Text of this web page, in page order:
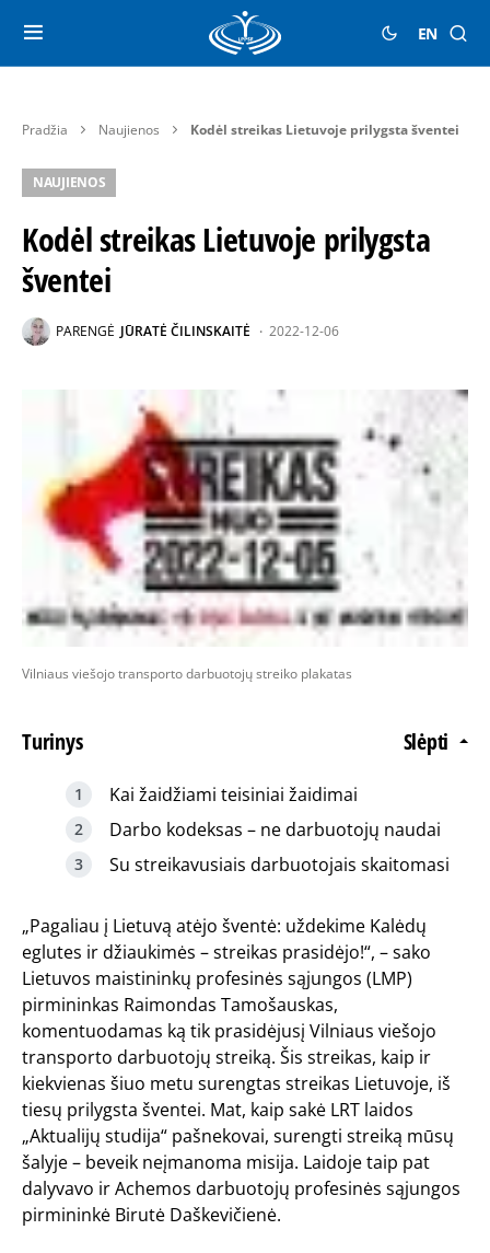
EN
Pradžia Naujienos Kodėl streikas Lietuvoje prilygsta šventei
NAUJIENOS
Kodėl streikas Lietuvoje prilygsta
šventei
PARENGĖ JŪRATĖ ČILINSKAITĖ 2022-12-06
Vilniaus viešojo transporto darbuotojų streiko plakatas
Turinys Slėpti
Kai žaidžiami teisiniai žaidimai
Darbo kodeksas – ne darbuotojų naudai
Su streikavusiais darbuotojais skaitomasi
„Pagaliau į Lietuvą atėjo šventė: uždekime Kalėdų
eglutes ir džiaukimės – streikas prasidėjo!“, – sako
Lietuvos maistininkų profesinės sąjungos (LMP)
pirmininkas Raimondas Tamošauskas,
komentuodamas ką tik prasidėjusį Vilniaus viešojo
transporto darbuotojų streiką. Šis streikas, kaip ir
kiekvienas šiuo metu surengtas streikas Lietuvoje, iš
tiesų prilygsta šventei. Mat, kaip sakė LRT laidos
„Aktualijų studija“ pašnekovai, surengti streiką mūsų
šalyje – beveik neįmanoma misija. Laidoje taip pat
dalyvavo ir Achemos darbuotojų profesinės sąjungos
pirmininkė Birutė Daškevičienė.